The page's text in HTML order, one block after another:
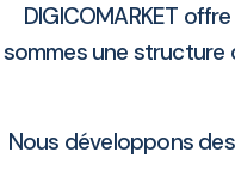
DIGICOMARKET
sommes une structure
Nous développons